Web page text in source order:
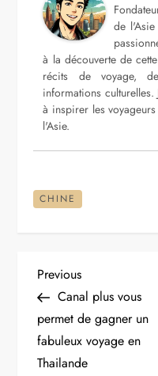
de
à la découverte de
récits de voyage,
informations
à inspirer les
l'Asie.
CHINE
N
a
v
Previous
Post
Previous
Canal plus vous
permet de gagner un
fabuleux voyage en
Thailande